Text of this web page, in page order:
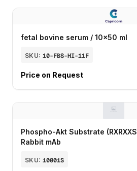
fetal bovine serum / 10x50 ml
SKU: 10-FBS-HI-11F
Price on Request
Phospho-Akt Substrate
Rabbit mAb
SKU: 10001S